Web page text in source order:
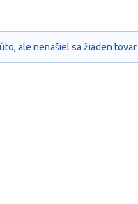
ale nenašiel sa žiaden tovar.